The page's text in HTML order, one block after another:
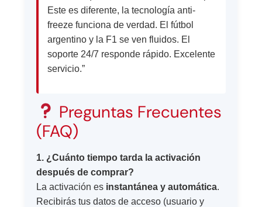
Este es diferente, la tecnología anti-
freeze funciona de verdad. El fútbol
argentino y la F1 se ven fluidos. El
soporte 24/7 responde rápido. Excelente
servicio.”
Preguntas Frecuentes
(FAQ)
1. ¿Cuánto tiempo tarda la activación
después de comprar?
La activación es instantánea y automática.
Recibirás tus datos de acceso (usuario y